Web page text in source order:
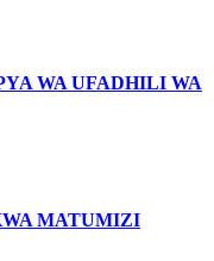
WA UFADHILI WA
MATUMIZI